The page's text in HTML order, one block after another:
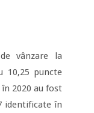
vânzare la
10,25 puncte
2020 au fost
identificate în